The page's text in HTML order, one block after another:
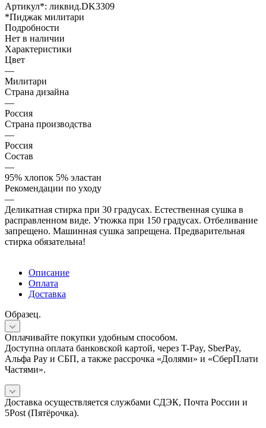
Артикул*: ликвид.DK3309
*Пиджак милитари
Подробности
Нет в наличии
Характеристики
Цвет
—
Милитари
Страна дизайна
—
Россия
Страна производства
—
Россия
Состав
—
95% хлопок 5% эластан
Рекомендации по уходу
—
Деликатная стирка при 30 градусах. Естественная сушка в
расправленном виде. Утюжка при 150 градусах. Отбеливание
запрещено. Машинная сушка запрещена. Предварительная
стирка обязательна!
Описание
Оплата
Доставка
Образец.
Оплачивайте покупки удобным способом.
Доступна оплата банковской картой, через T-Pay, SberPay,
Альфа Pay и СБП, а также рассрочка «Долями» и «СберПлати
Частями».
Доставка осуществляется службами СДЭК, Почта России и
5Post (Пятёрочка).